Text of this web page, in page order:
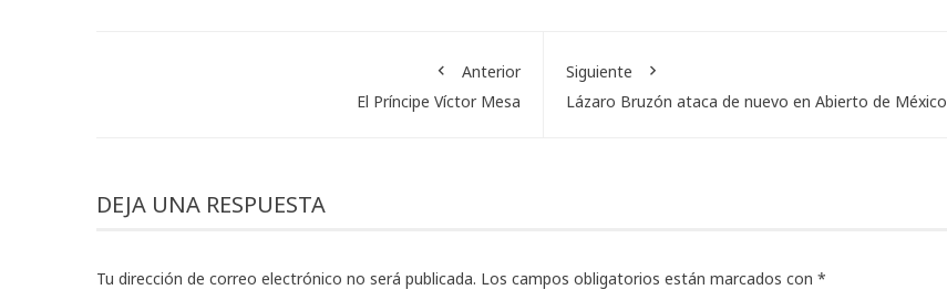
Anterior
El Príncipe Víctor Mesa
Siguiente
Lázaro Bruzón ataca de nuevo en Abierto de México
DEJA UNA RESPUESTA
Tu dirección de correo electrónico no será publicada. Los campos obligatorios están marcados con *